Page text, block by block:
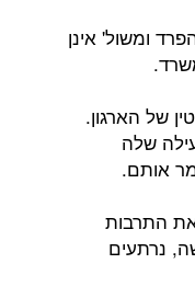
ומשול' אינן
של הארגון.
שלה
אותם.
התרבות
נרתעים